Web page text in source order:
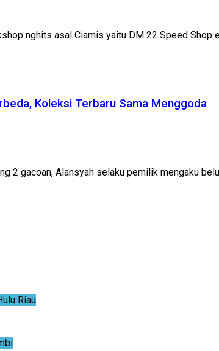
nghits asal Ciamis yaitu DM 22 Speed Shop
Koleksi Terbaru Sama Menggoda
2 gacoan, Alansyah selaku pemilik mengaku
Riau